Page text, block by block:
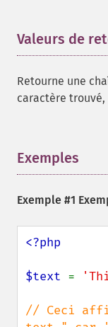
Valeurs de
Retourne une
caractère trouvé,
Exemples
Exemple #1
<?php
$text =
// Ceci